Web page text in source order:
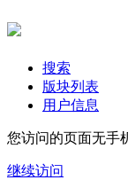
搜索
版块列表
用户信息
您访问的页面无手
继续访问